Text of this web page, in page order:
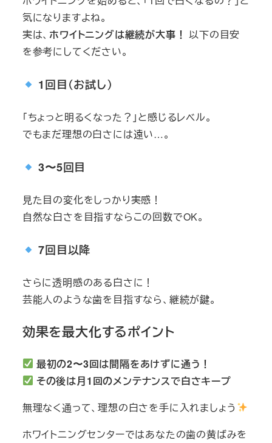
気になりますよね。
実は、ホワイトニングは継続が大事！ 以下の目安
を参考にしてください。
1回目（お試し）
「ちょっと明るくなった？」と感じるレベル。
でもまだ理想の白さには遠い…。
3〜5回目
見た目の変化をしっかり実感！
自然な白さを目指すならこの回数でOK。
7回目以降
さらに透明感のある白さに！
芸能人のような歯を目指すなら、継続が鍵。
効果を最大化するポイント
最初の2〜3回は間隔をあけずに通う！
その後は月1回のメンテナンスで白さキープ
無理なく通って、理想の白さを手に入れましょう
ホワイトニングセンターではあなたの歯の黄ばみを